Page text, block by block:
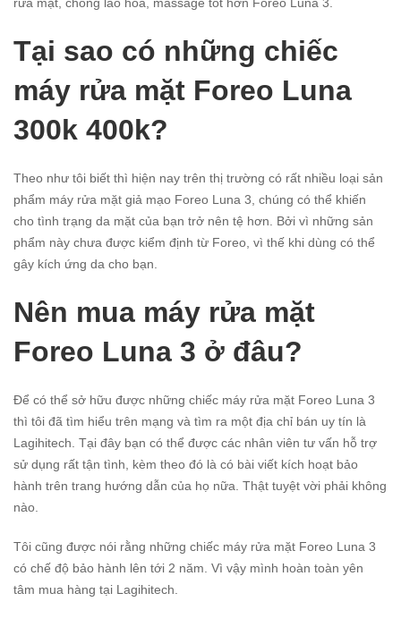
Tại sao có những chiếc
máy rửa mặt Foreo Luna
300k 400k?
Theo như tôi biết thì hiện nay trên thị trường có rất nhiều loại sản
phẩm máy rửa mặt giả mạo Foreo Luna 3, chúng có thể khiến
cho tình trạng da mặt của bạn trở nên tệ hơn. Bởi vì những sản
phẩm này chưa được kiểm định từ Foreo, vì thế khi dùng có thể
gây kích ứng da cho bạn.
Nên mua máy rửa mặt
Foreo Luna 3 ở đâu?
Để có thể sở hữu được những chiếc máy rửa mặt Foreo Luna 3
thì tôi đã tìm hiểu trên mạng và tìm ra một địa chỉ bán uy tín là
Lagihitech. Tại đây bạn có thể được các nhân viên tư vấn hỗ trợ
sử dụng rất tận tình, kèm theo đó là có bài viết kích hoạt bảo
hành trên trang hướng dẫn của họ nữa. Thật tuyệt vời phải không
nào.
Tôi cũng được nói rằng những chiếc máy rửa mặt Foreo Luna 3
có chế độ bảo hành lên tới 2 năm. Vì vậy mình hoàn toàn yên
tâm mua hàng tại Lagihitech.